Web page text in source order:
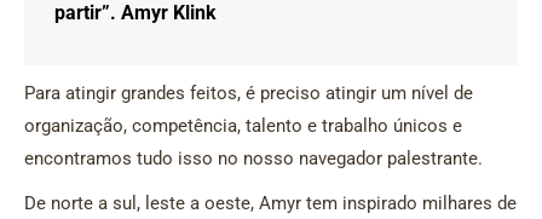
partir”. Amyr Klink
Para atingir grandes feitos, é preciso atingir um nível de
organização, competência, talento e trabalho únicos e
encontramos tudo isso no nosso navegador palestrante.
De norte a sul, leste a oeste, Amyr tem inspirado milhares de